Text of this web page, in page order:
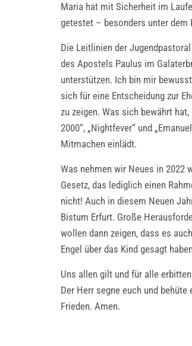
Maria hat mit Sicherheit im
getestet – besonders unter dem
Die Leitlinien der
des Apostels Paulus im
unterstützen. Ich bin mir
sich für eine Entscheidung zur
zu zeigen. Was sich bewährt
2000“, „Nightfever“ und
Mitmachen einlädt.
Was nehmen wir Neues in 2022
Gesetz, das lediglich einen
nicht! Auch in diesem Neuen
Bistum Erfurt. Große
wollen dann zeigen, dass es
Engel über das Kind gesagt
Uns allen gilt und für alle
Der Herr segne euch und
Frieden. Amen.